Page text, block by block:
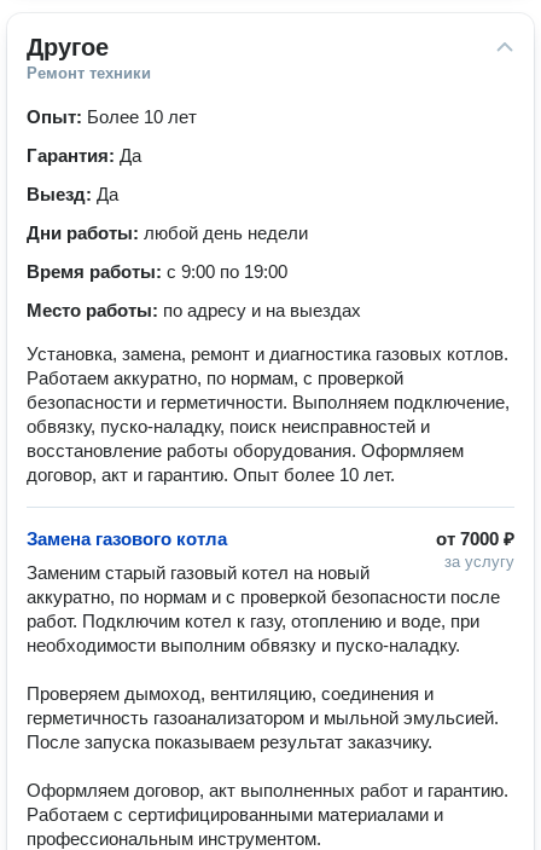
Другое
Ремонт техники
Опыт: Более 10 лет
Гарантия: Да
Выезд: Да
Дни работы: любой день недели
Время работы: с 9:00 по 19:00
Место работы: по адресу и на выездах
Установка, замена, ремонт и диагностика газовых котлов.
Работаем аккуратно, по нормам, с проверкой
безопасности и герметичности. Выполняем подключение,
обвязку, пуско-наладку, поиск неисправностей и
восстановление работы оборудования. Оформляем
договор, акт и гарантию. Опыт более 10 лет.
от 7000 ₽
за услугу
Замена газового котла
Заменим старый газовый котел на новый
аккуратно, по нормам и с проверкой безопасности после
работ. Подключим котел к газу, отоплению и воде, при
необходимости выполним обвязку и пуско-наладку.
Проверяем дымоход, вентиляцию, соединения и
герметичность газоанализатором и мыльной эмульсией.
После запуска показываем результат заказчику.
Оформляем договор, акт выполненных работ и гарантию.
Работаем с сертифицированными материалами и
профессиональным инструментом.